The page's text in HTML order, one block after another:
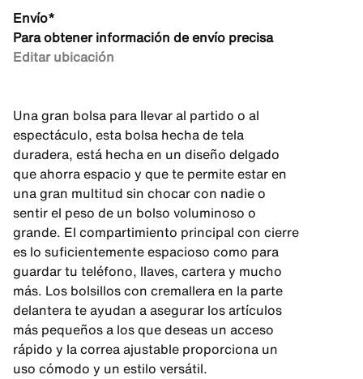
Envío*
Para obtener información de envío precisa
Editar ubicación
Una gran bolsa para llevar al partido o al
espectáculo, esta bolsa hecha de tela
duradera, está hecha en un diseño delgado
que ahorra espacio y que te permite estar en
una gran multitud sin chocar con nadie o
sentir el peso de un bolso voluminoso o
grande. El compartimiento principal con cierre
es lo suficientemente espacioso como para
guardar tu teléfono, llaves, cartera y mucho
más. Los bolsillos con cremallera en la parte
delantera te ayudan a asegurar los artículos
más pequeños a los que deseas un acceso
rápido y la correa ajustable proporciona un
uso cómodo y un estilo versátil.